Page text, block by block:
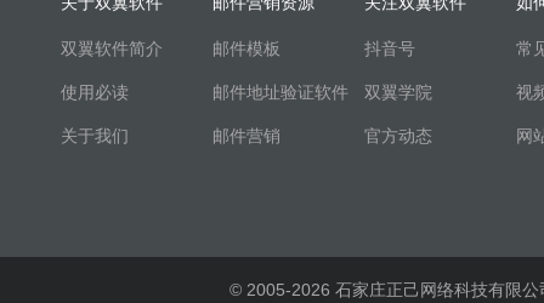
双翼软件简介
使用必读
关于我们
邮件模板
邮件地址验证软件
邮件营销
抖音号
双翼学院
官方动态
常
视
网
© 2005-2026 石家庄正己网络科技有限